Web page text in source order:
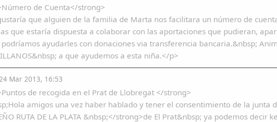
de Cuenta</strong>
que alguien de la familia de Marta nos facilitara un número de
que estaría dispuesta a colaborar con las aportaciones que pudieran,
ayudarles con donaciones via transferencia bancaria.&nbsp;
a que ayudemos a esta niña.</p>
Mar 2013, 16:53
de recogida en el Prat de Llobregat </strong>
amigos una vez haber hablado y tener el consentimiento de la junta
RUTA DE LA PLATA &nbsp;</strong>de El Prat&nbsp; ya podemos